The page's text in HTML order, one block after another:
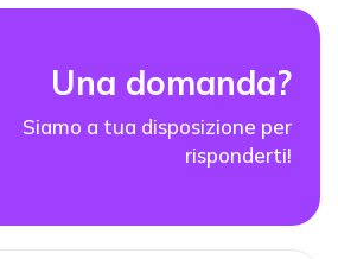
Una domanda?
Siamo a tua disposizione per
risponderti!